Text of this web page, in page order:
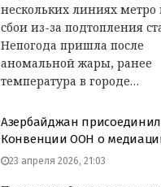
нескольких линиях метро
сбои из-за подтопления
Непогода пришла после
аномальной жары, ранее
температура в городе…
Азербайджан
Конвенции ООН о
23 апреля 2026, 21:03